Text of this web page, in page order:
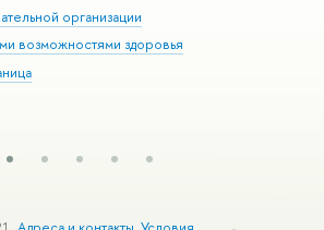
организации
возможностями здоровья